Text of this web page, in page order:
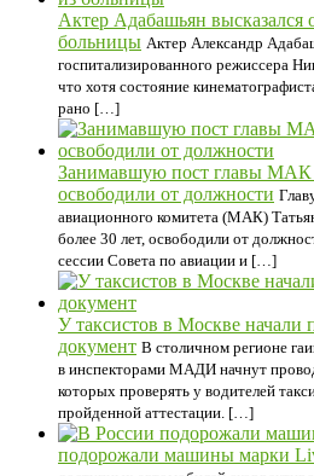
Актер Адабашьян
больницы Актер Александр
госпитализированного режиссера
что хотя состояние
рано […]
Занимавшую пост главы МАК
освободили от должности
авиационного комитета (МАК)
более 30 лет, освободили от
сессии Совета по авиации и […]
У таксистов в Москве начали
документ В столичном регионе
в инспекторами МАДИ начнут
которых проверять у водителей
пройденной аттестации. […]
подорожали машины марки